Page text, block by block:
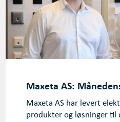
Maxeta AS:
Maxeta AS har levert
produkter og løsninger til